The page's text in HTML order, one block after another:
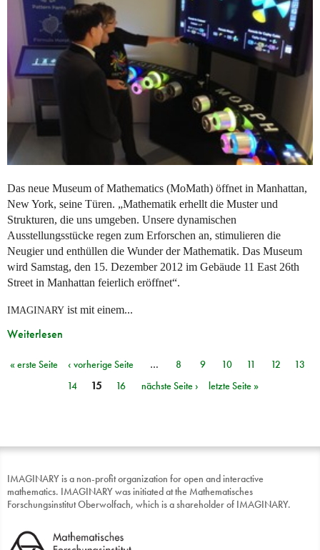
Das neue Museum of Mathematics (MoMath) öffnet in Manhattan,
New York, seine Türen. „Mathematik erhellt die Muster und
Strukturen, die uns umgeben. Unsere dynamischen
Ausstellungsstücke regen zum Erforschen an, stimulieren die
Neugier und enthüllen die Wunder der Mathematik. Das Museum
wird Samstag, den 15. Dezember 2012 im Gebäude 11 East 26th
Street in Manhattan feierlich eröffnet“.
IMAGINARY ist mit einem...
Weiterlesen
Seiten
« erste Seite ‹ vorherige Seite … 8 9 10 11 12
13
14
15 16 nächste Seite › letzte Seite »
IMAGINARY is a non-profit organization for open and interactive
mathematics. IMAGINARY was initiated at the Mathematisches
Forschungsinstitut Oberwolfach, which is a shareholder of IMAGINARY.